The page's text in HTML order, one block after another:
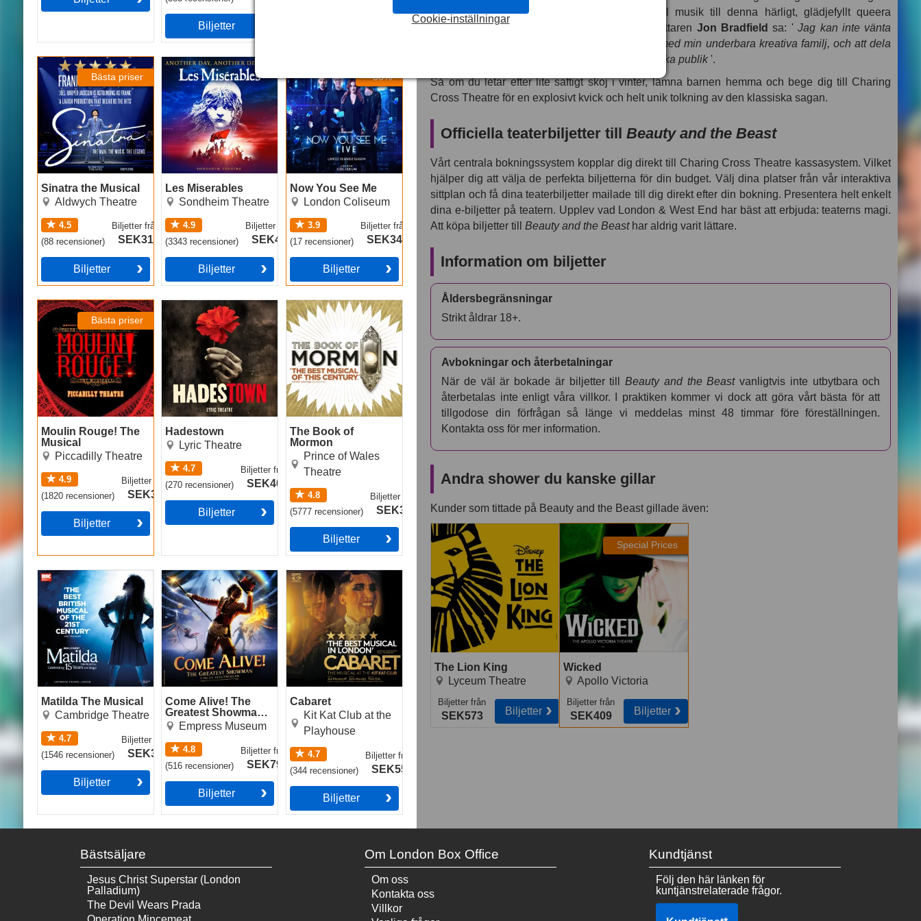
upprörande humor, slug kvickhet och originell musik till denna härligt, glädjefyllt queera
återberättelse av
. Författaren Jon Bradfield sa: 'Jag kan inte vänta
med att skapa magi, skratt och spektakel igen med min underbara kreativa familj, och att dela
lite hjärtevärmande vinterskratt med vår fantastiska publik'.
Så om du letar efter lite saftigt skoj i vinter, lämna barnen hemma och bege dig till Charing
Cross Theatre för en explosivt kvick och helt unik tolkning av den klassiska sagan.
Officiella teaterbiljetter tillBeauty and the Beast
Vårt centrala bokningssystem kopplar dig direkt till Charing Cross Theatre kassasystem. Vilket
hjälper dig att välja de perfekta biljetterna för din budget. Välj dina platser från vår interaktiva
sittplan och få dina teaterbiljetter mailade till dig direkt efter din bokning. Presentera helt enkelt
dina e-biljetter på teatern. Upplev vad London & West End har bäst att erbjuda: teaterns magi.
Att köpa biljetter tillBeauty and the Beasthar aldrig varit lättare.
Information om biljetter
Åldersbegränsningar
Strikt åldrar 18+.
Avbokningar och återbetalningar
När de väl är bokade är biljetter tillBeauty and the Beastvanligtvis inte utbytbara och
återbetalas inte enligt våra villkor. I praktiken kommer vi dock att göra vårt bästa för att
tillgodose din förfrågan så länge vi meddelas minst 48 timmar före föreställningen.
Kontakta oss för mer information.
Andra shower du kanske gillar
Kunder som tittade på Beauty and the Beast gillade även:
The Lion King
Lyceum Theatre
Biljetterfrån
SEK573 Biljetter
The Lion King
Special Prices
Wicked
Apollo Victoria
Biljetterfrån
SEK409 Biljetter
Biljetter
Bästa priser
Sinatra the Musical
Aldwych Theatre
4.5
(88recensioner)
Biljetter från
SEK314
Biljetter
Sinatra the Musical
Les Miserables
Sondheim Theatre
4.9
(3343 recensioner)
Biljetter
SEK409
Biljetter
Les Miserables
-38%
Now You See Me
London Coliseum
3.9
(17 recensioner)
Biljetterfrån
SEK341
Biljetter
Bästa priser
Moulin Rouge! The
Musical
Piccadilly Theatre
4.9
(1820recensioner)
Biljetter från
SEK396
Biljetter
Moulin Rouge! The
Musical
Hadestown
Lyric Theatre
4.7
(270 recensioner)
Biljetterfrån
SEK409
Biljetter
Hadestown
The Book of
Mormon
Prince of Wales
Theatre
4.8
(5777 recensioner)
Biljetter
SEK327
Biljetter
The Book of Mormon
Matilda The Musical
Cambridge Theatre
4.7
(1546recensioner)
Biljetter
SEK327
Biljetter
Matilda The Musical
Come Alive! The
Greatest Showman
Circus Spectacular
Empress Museum
4.8
(516 recensioner)
Biljetterfrån
SEK791
Biljetter
Come Alive! The
Greatest Showman
Circus Spectacular
Cabaret
Kit Kat Club at the
Playhouse
4.7
(344 recensioner)
Biljetterfrån
SEK559
Biljetter
Cabaret
Bästsäljare
Jesus Christ Superstar (London
Palladium)
The Devil Wears Prada
Om London Box Office
Om oss
Kontakta oss
Villkor
Kundtjänst
Följ den här länken för
kuntjänstrelaterade frågor.
Cookie-inställningar